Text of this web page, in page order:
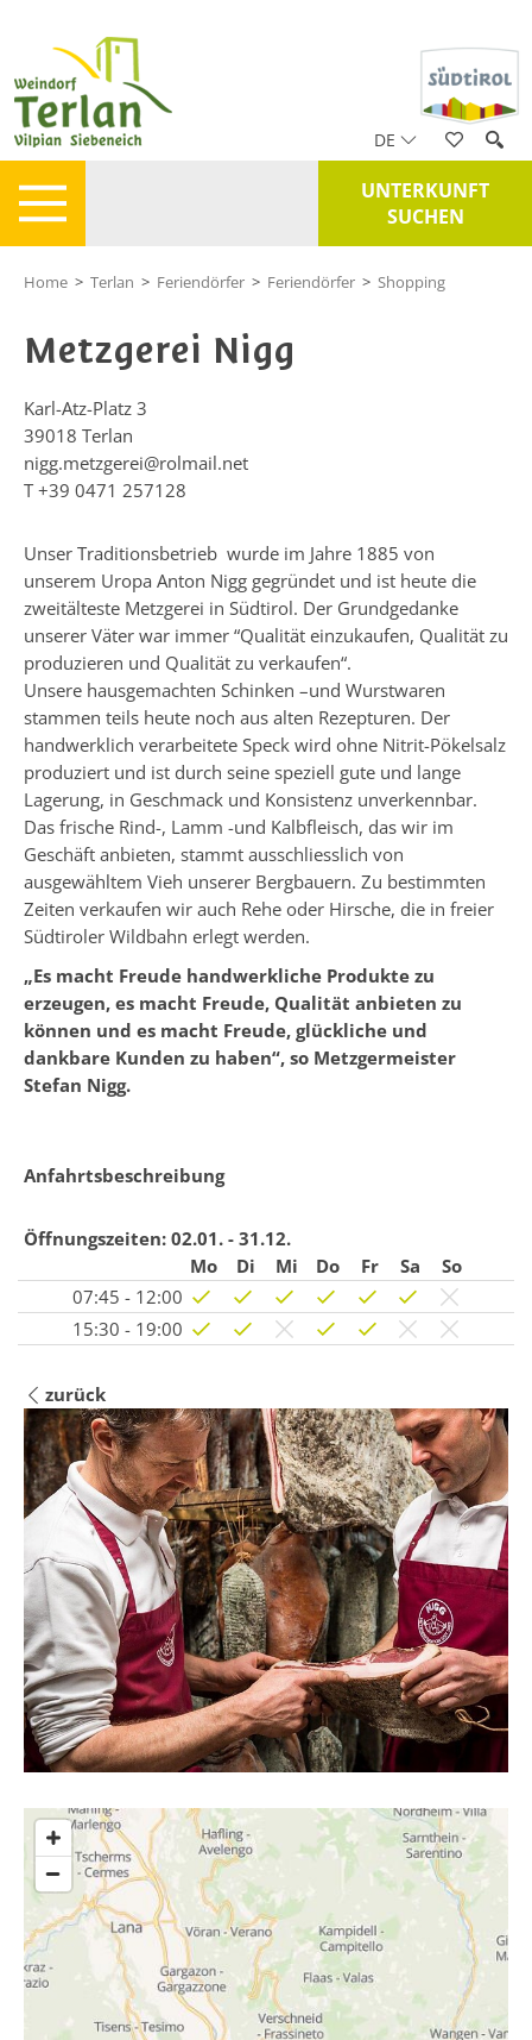
DE
UNTERKUNFT
SUCHEN
Home > Terlan > Feriendörfer > Feriendörfer > Shopping
Metzgerei Nigg
Karl-Atz-Platz 3
39018 Terlan
nigg.metzgerei@rolmail.net
T +39 0471 257128
Unser Traditionsbetrieb wurde im Jahre 1885 von
unserem Uropa Anton Nigg gegründet und ist heute die
zweitälteste Metzgerei in Südtirol. Der Grundgedanke
unserer Väter war immer “Qualität einzukaufen, Qualität zu
produzieren und Qualität zu verkaufen“.
Unsere hausgemachten Schinken –und Wurstwaren
stammen teils heute noch aus alten Rezepturen. Der
handwerklich verarbeitete Speck wird ohne Nitrit-Pökelsalz
produziert und ist durch seine speziell gute und lange
Lagerung, in Geschmack und Konsistenz unverkennbar.
Das frische Rind-, Lamm -und Kalbfleisch, das wir im
Geschäft anbieten, stammt ausschliesslich von
ausgewähltem Vieh unserer Bergbauern. Zu bestimmten
Zeiten verkaufen wir auch Rehe oder Hirsche, die in freier
Südtiroler Wildbahn erlegt werden.
„Es macht Freude handwerkliche Produkte zu
erzeugen, es macht Freude, Qualität anbieten zu
können und es macht Freude, glückliche und
dankbare Kunden zu haben“, so Metzgermeister
Stefan Nigg.
Anfahrtsbeschreibung
Öffnungszeiten: 02.01. - 31.12.
Mo
Di Mi Do Fr Sa
So
07:45 - 12:00
15:30 - 19:00
zurück